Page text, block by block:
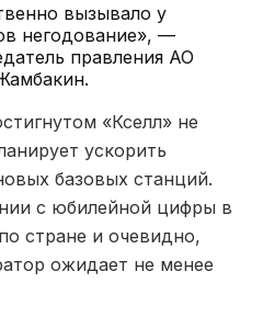
вызывало у
негодование», —
правления АО
«Кселл» не
ускорить
базовых станций.
с юбилейной цифры в
стране и очевидно,
ожидает не менее